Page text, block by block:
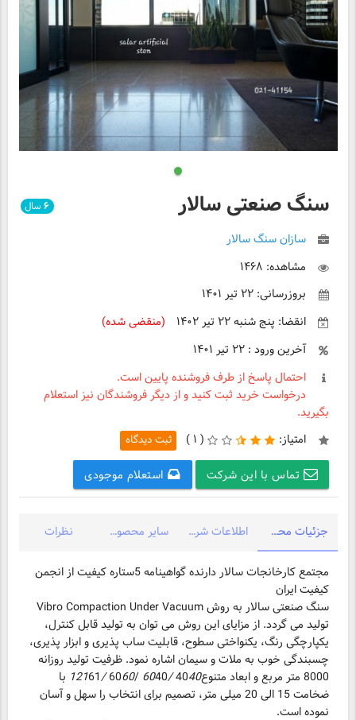
سنگ صنعتی سالار
سازان سنگ سالار
مشاهده: ۱۴۶۸
بروزرسانی: ۲۲ تیر ۱۴۰۱
انقضا: پنج شنبه ۲۲ تیر ۱۴۰۲
(منقضی شده)
آخرین ورود : ۲۲ تیر ۱۴۰۱
احتمال پاسخ از طرف فروشنده پایین است.
درخواست خرید ثبت کنید و از دیگر فروشندگان نیز استعلام
بگیرید.
امتیاز:
( ۱ ) ثبت دیدگاه
تماس با این شرکت استعلام موجودی
۶ سال
جزئیات محصول اطلاعات شرکت سایر محصولات شرکت نظرات
مجتمع کارخانجات سالار دارنده گواهینامه 5ستاره کیفیت از انجمن
سنگ صنعتی سالار به روش Vibro Compaction Under Vacuum
تولید می گردد. از مزایای این روش می توان به تولید قابل کنترل،
یکپارچگی رنگ، یکنواختی سطوح، قابلیت ساب پذیری و ابزار پذیری،
چسبندگی خوب به ملات و سیمان اشاره نمود. ظرفیت تولید روزانه
8000 متر مربع و ابعاد متنوع40
40 /60
40 /60
60 /121
61 با
ضخامت 15 الی 20 میلی متر، تصمیم برای انتخاب را سهل و آسان